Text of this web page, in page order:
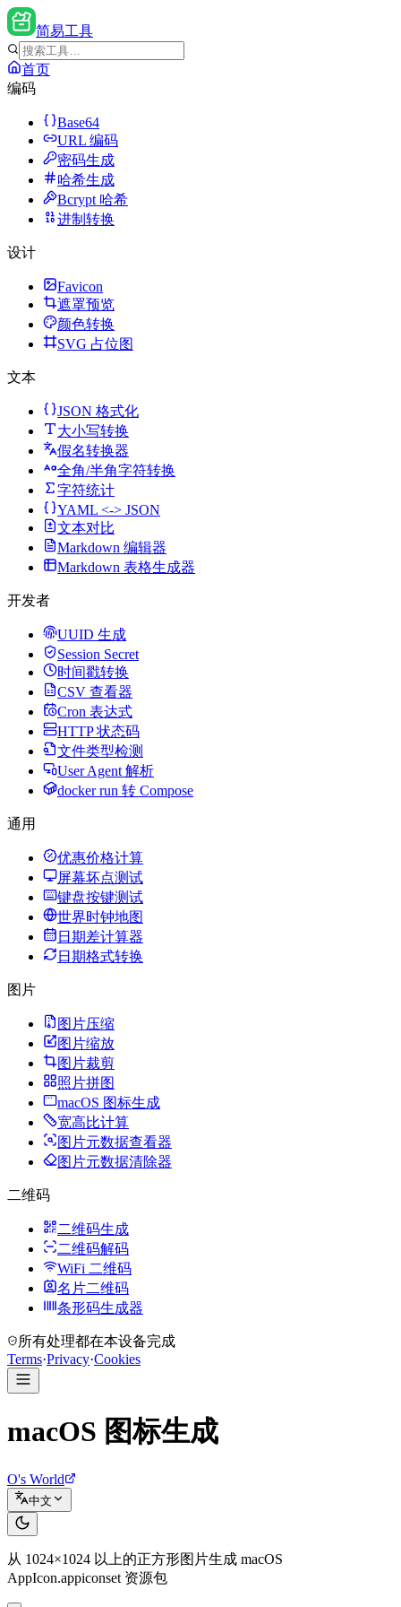
简易工具
首页
编码
Base64
URL 编码
密码生成
哈希生成
Bcrypt 哈希
进制转换
设计
Favicon
遮罩预览
颜色转换
SVG 占位图
文本
JSON 格式化
大小写转换
假名转换器
全角/半角字符转换
字符统计
YAML <-> JSON
文本对比
Markdown 编辑器
Markdown 表格生成器
开发者
UUID 生成
Session Secret
时间戳转换
CSV 查看器
Cron 表达式
HTTP 状态码
文件类型检测
User Agent 解析
docker run 转 Compose
通用
优惠价格计算
屏幕坏点测试
键盘按键测试
世界时钟地图
日期差计算器
日期格式转换
图片
图片压缩
图片缩放
图片裁剪
照片拼图
macOS 图标生成
宽高比计算
图片元数据查看器
图片元数据清除器
二维码
二维码生成
二维码解码
WiFi 二维码
名片二维码
条形码生成器
所有处理都在本设备完成
Terms·Privacy·Cookies
macOS 图标生成
O's World
中文
从 1024×1024 以上的正方形图片生成 macOS
AppIcon.appiconset 资源包